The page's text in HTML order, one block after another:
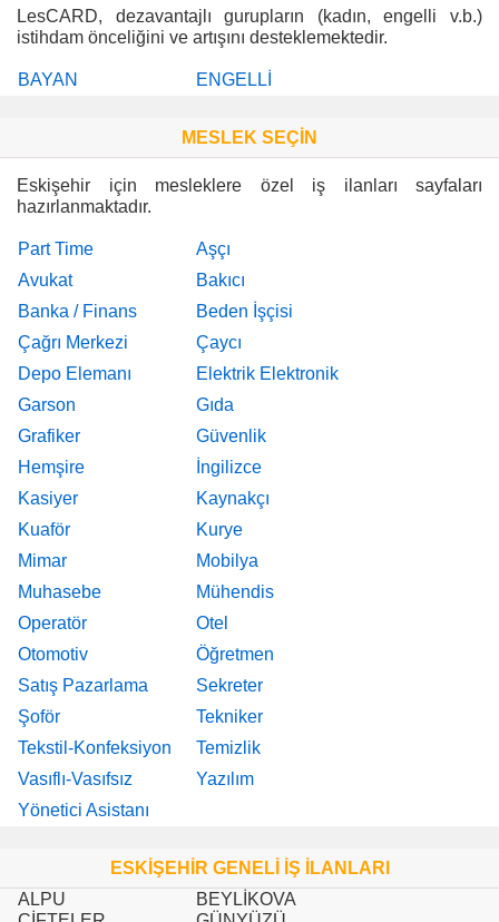
LesCARD, dezavantajlı gurupların (kadın, engelli v.b.)
istihdam önceliğini ve artışını desteklemektedir.
BAYAN ENGELLİ
MESLEK SEÇİN
Eskişehir için mesleklere özel iş ilanları sayfaları
hazırlanmaktadır.
Part Time
Aşçı
Avukat
Bakıcı
Banka / Finans
Beden İşçisi
Çağrı Merkezi
Çaycı
Depo Elemanı
Elektrik Elektronik
Garson
Gıda
Grafiker
Güvenlik
Hemşire
İngilizce
Kasiyer
Kaynakçı
Kuaför
Kurye
Mimar
Mobilya
Muhasebe
Mühendis
Operatör
Otel
Otomotiv
Öğretmen
Satış Pazarlama
Sekreter
Şoför
Tekniker
Tekstil-Konfeksiyon
Temizlik
Vasıflı-Vasıfsız
Yazılım
Yönetici Asistanı
ESKİŞEHİR GENELİ İŞ İLANLARI
ALPU
BEYLİKOVA